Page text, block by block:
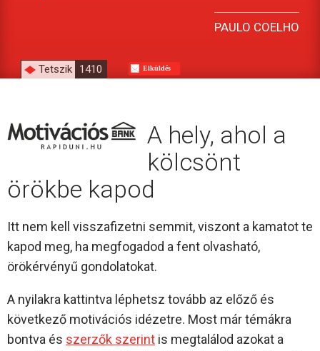
PAULO COELHO
Tetszik 1410 Elküldés
A hely, ahol a
kölcsönt
örökbe kapod
Itt nem kell visszafizetni semmit, viszont a kamatot te
kapod meg, ha megfogadod a fent olvasható,
örökérvényű gondolatokat.
A nyilakra kattintva léphetsz tovább az előző és
következő motivációs idézetre. Most már témákra
bontva és szerzők szerint is megtalálod azokat a